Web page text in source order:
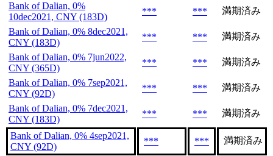
Bank of Dalian, 0%
10dec2021, CNY (183D)
*** ***
満期済み
Bank of Dalian, 0% 8dec2021,
CNY (183D)
*** ***
満期済み
Bank of Dalian, 0% 7jun2022,
CNY (365D)
*** ***
満期済み
Bank of Dalian, 0% 7sep2021,
CNY (92D)
*** ***
満期済み
Bank of Dalian, 0% 7dec2021,
CNY (183D)
*** *** 満期済み
Bank of Dalian, 0% 4sep2021,
CNY (92D)
*** *** 満期済み